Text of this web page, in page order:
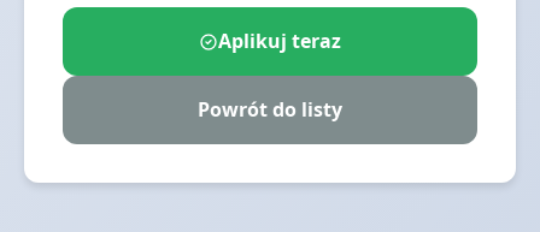
Aplikuj teraz
Powrót do listy